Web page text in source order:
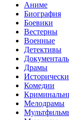
Аниме
Биография
Боевики
Вестерны
Военные
Детективы
Драмы
Комедии
Мелодрамы